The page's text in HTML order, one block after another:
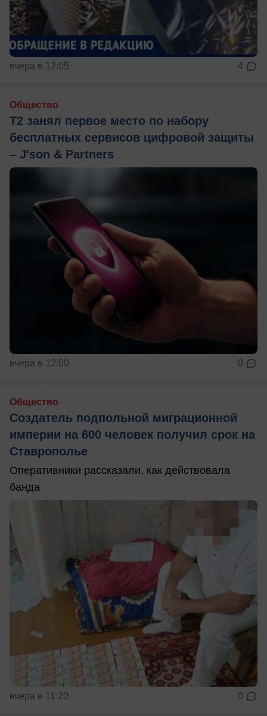
вчера в 12:05 4
Общество
Т2 занял первое место по набору
бесплатных сервисов цифровой защиты
– J'son & Partners
вчера в 12:00 0
Общество
Создатель подпольной миграционной
империи на 600 человек получил срок на
Ставрополье
Оперативники рассказали, как действовала
банда
вчера в 11:20 0